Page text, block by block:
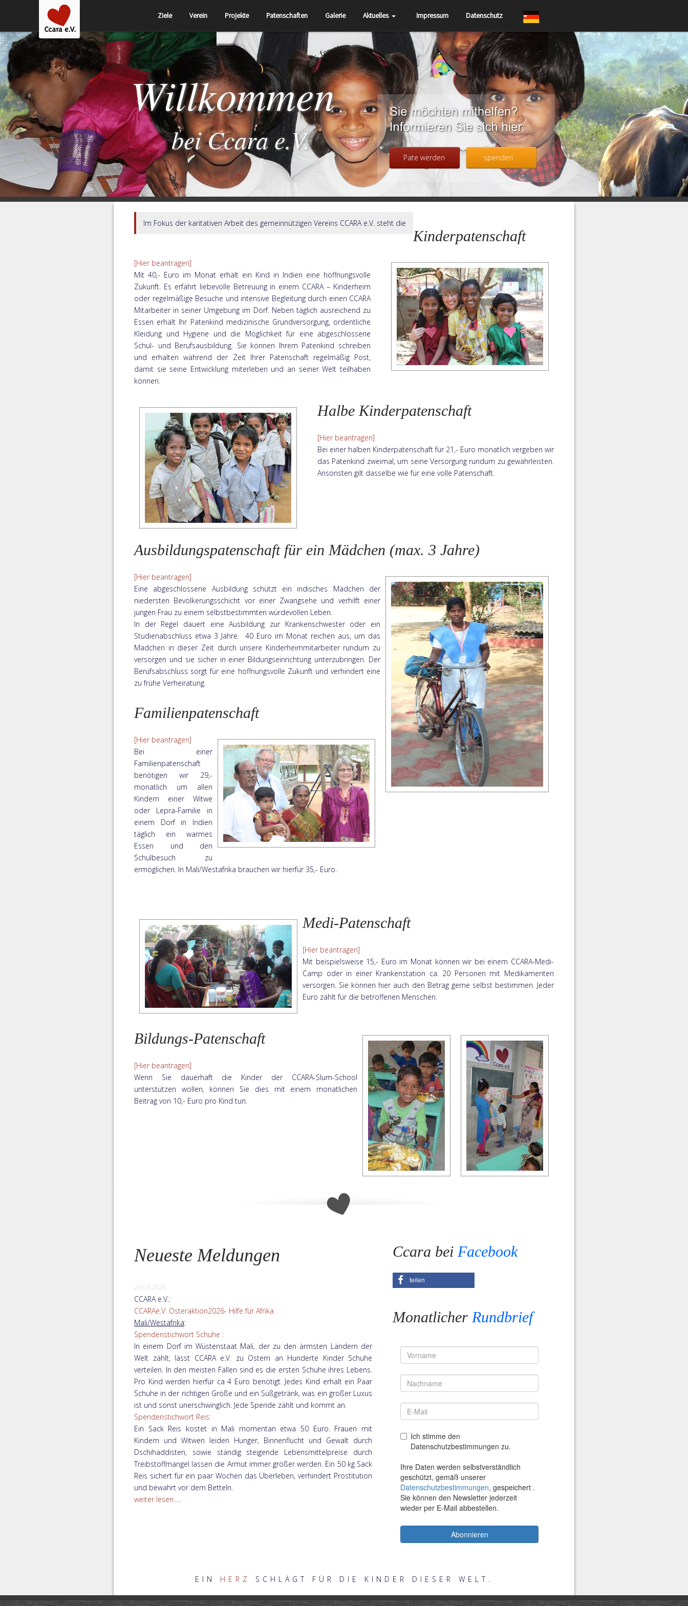
Ziele Verein Projekte Patenschaften Galerie Aktuelles Impressum Datenschutz
Willkommen
Pate werden spenden
bei Ccara e.V.
Im Fokus der karitativen Arbeit des gemeinnützigen Vereins CCARA e.V. steht die
Kinderpatenschaft
[Hier beantragen]
Mit 40,- Euro im Monat erhält ein Kind in Indien eine hoffnungsvolle
Zukunft. Es erfährt liebevolle Betreuung in einem CCARA – Kinderheim
oder regelmäßige Besuche und intensive Begleitung durch einen CCARA
Mitarbeiter in seiner Umgebung im Dorf. Neben täglich ausreichend zu
Essen erhält Ihr Patenkind medizinische Grundversorgung, ordentliche
Kleidung und Hygiene und die Möglichkeit für eine abgeschlossene
Schul- und Berufsausbildung. Sie können Ihrem Patenkind schreiben
und erhalten während der Zeit Ihrer Patenschaft regelmäßig Post,
damit sie seine Entwicklung miterleben und an seiner Welt teilhaben
können.
Halbe Kinderpatenschaft
[Hier beantragen]
Bei einer halben Kinderpatenschaft für 21,- Euro monatlich vergeben wir
das Patenkind zweimal, um seine Versorgung rundum zu gewährleisten.
Ansonsten gilt dasselbe wie für eine volle Patenschaft.
Ausbildungspatenschaft für ein Mädchen (max. 3 Jahre)
[Hier beantragen]
Eine abgeschlossene Ausbildung schützt ein indisches Mädchen der
niedersten Bevölkerungsschicht vor einer Zwangsehe und verhilft einer
jungen Frau zu einem selbstbestimmten würdevollen Leben.
In der Regel dauert eine Ausbildung zur Krankenschwester oder ein
Studienabschluss etwa 3 Jahre. 40 Euro im Monat reichen aus, um das
Mädchen in dieser Zeit durch unsere Kinderheimmitarbeiter rundum zu
versorgen und sie sicher in einer Bildungseinrichtung unterzubringen. Der
Berufsabschluss sorgt für eine hoffnungsvolle Zukunft und verhindert eine
zu frühe Verheiratung.
Familienpatenschaft
[Hier beantragen]
Bei einer
Familienpatenschaft
benötigen wir 29,-
monatlich um allen
Kindern einer Witwe
oder Lepra-Familie in
einem Dorf in Indien
täglich ein warmes
Essen und den
Schulbesuch zu
ermöglichen. In Mali/Westafrika brauchen wir hierfür 35,- Euro.
Medi-Patenschaft
[Hier beantragen]
Mit beispielsweise 15,- Euro im Monat können wir bei einem CCARA-Medi-
Camp oder in einer Krankenstation ca. 20 Personen mit Medikamenten
versorgen. Sie können hier auch den Betrag gerne selbst bestimmen. Jeder
Euro zählt für die betroffenen Menschen.
Bildungs-Patenschaft
[Hier beantragen]
Wenn Sie dauerhaft die Kinder der CCARA-Slum-School
unterstützen wollen, können Sie dies mit einem monatlichen
Beitrag von 10,- Euro pro Kind tun.
Neueste Meldungen
26.03.2026
CCARA e.V.:
CCARAe.V: Osteraktion2026- Hilfe für Afrika
Mali/Westafrika:
Spendenstichwort Schuhe :
In einem Dorf im Wüstenstaat Mali, der zu den ärmsten Ländern der
Welt zählt, lässt CCARA e.V. zu Ostern an Hunderte Kinder Schuhe
verteilen. In den meisten Fällen sind es die ersten Schuhe ihres Lebens.
Pro Kind werden hierfür ca 4 Euro benötigt. Jedes Kind erhält ein Paar
Schuhe in der richtigen Größe und ein Süßgetränk, was ein großer Luxus
ist und sonst unerschwinglich. Jede Spende zählt und kommt an.
Spendenstichwort Reis:
Ein Sack Reis kostet in Mali momentan etwa 50 Euro. Frauen mit
Kindern und Witwen leiden Hunger, Binnenflucht und Gewalt durch
Dschihaddisten, sowie ständig steigende Lebensmittelpreise durch
Treibstoffmangel lassen die Armut immer größer werden. Ein 50 kg Sack
Reis sichert für ein paar Wochen das Überleben, verhindert Prostitution
und bewahrt vor dem Betteln.
weiter lesen.....
Ccara bei Facebook
teilen
Monatlicher Rundbrief
EIN HERZ SCHLÄGT FÜR DIE KINDER DIESER WELT.